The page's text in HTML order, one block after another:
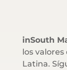
inSouth
los
Latina.